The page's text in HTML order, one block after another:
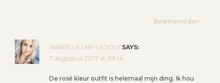
Beantwoorden
MARIËLLE | ME-LICIOUS SAYS:
7 augustus 2017 at 09:14
De rosé kleur outfit is helemaal mijn ding. Ik hou